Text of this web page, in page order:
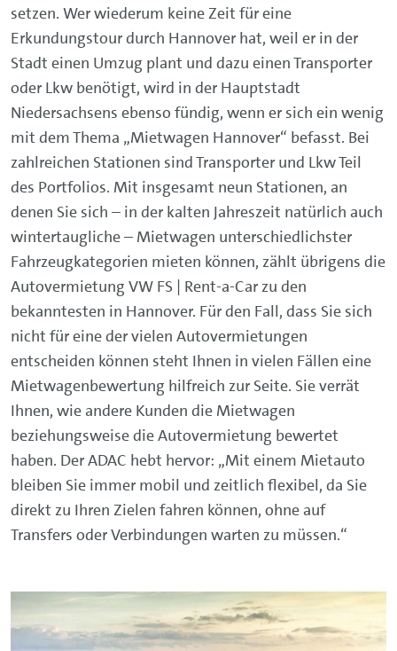
setzen. Wer wiederum keine Zeit für eine
Erkundungstour durch Hannover hat, weil er in der
Stadt einen Umzug plant und dazu einen Transporter
oder Lkw benötigt, wird in der Hauptstadt
Niedersachsens ebenso fündig, wenn er sich ein wenig
mit dem Thema „Mietwagen Hannover“ befasst. Bei
zahlreichen Stationen sind Transporter und Lkw Teil
des Portfolios. Mit insgesamt neun Stationen, an
denen Sie sich – in der kalten Jahreszeit natürlich auch
wintertaugliche – Mietwagen unterschiedlichster
Fahrzeugkategorien mieten können, zählt übrigens die
Autovermietung VW FS | Rent-a-Car zu den
bekanntesten in Hannover. Für den Fall, dass Sie sich
nicht für eine der vielen Autovermietungen
entscheiden können steht Ihnen in vielen Fällen eine
Mietwagenbewertung hilfreich zur Seite. Sie verrät
Ihnen, wie andere Kunden die Mietwagen
beziehungsweise die Autovermietung bewertet
haben. Der ADAC hebt hervor: „Mit einem Mietauto
bleiben Sie immer mobil und zeitlich flexibel, da Sie
direkt zu Ihren Zielen fahren können, ohne auf
Transfers oder Verbindungen warten zu müssen.“